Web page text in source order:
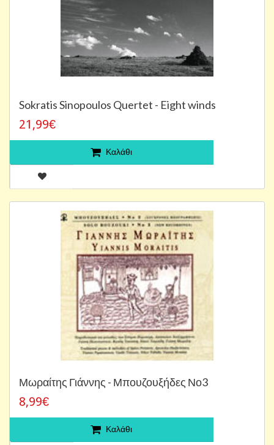
Sokratis Sinopoulos Quertet - Eight winds
21,99€
Καλάθι
Μωραίτης Γιάννης - Μπουζουξήδες Νο3
8,99€
Καλάθι